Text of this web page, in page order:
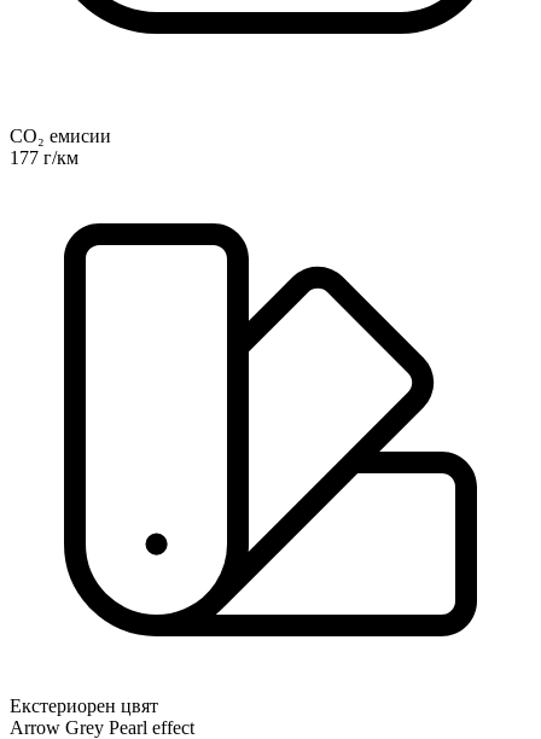
CO₂ емисии
177 г/км
Екстериорен цвят
Arrow Grey Pearl effect